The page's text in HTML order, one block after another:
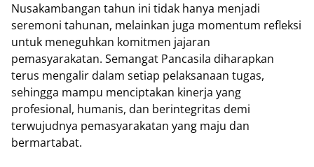
Nusakambangan tahun ini tidak hanya menjadi
seremoni tahunan, melainkan juga momentum refleksi
untuk meneguhkan komitmen jajaran
pemasyarakatan. Semangat Pancasila diharapkan
terus mengalir dalam setiap pelaksanaan tugas,
sehingga mampu menciptakan kinerja yang
profesional, humanis, dan berintegritas demi
terwujudnya pemasyarakatan yang maju dan
bermartabat.